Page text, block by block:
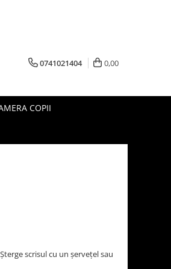
0741021404 0,00
COPII
scrisul cu un șervețel sau